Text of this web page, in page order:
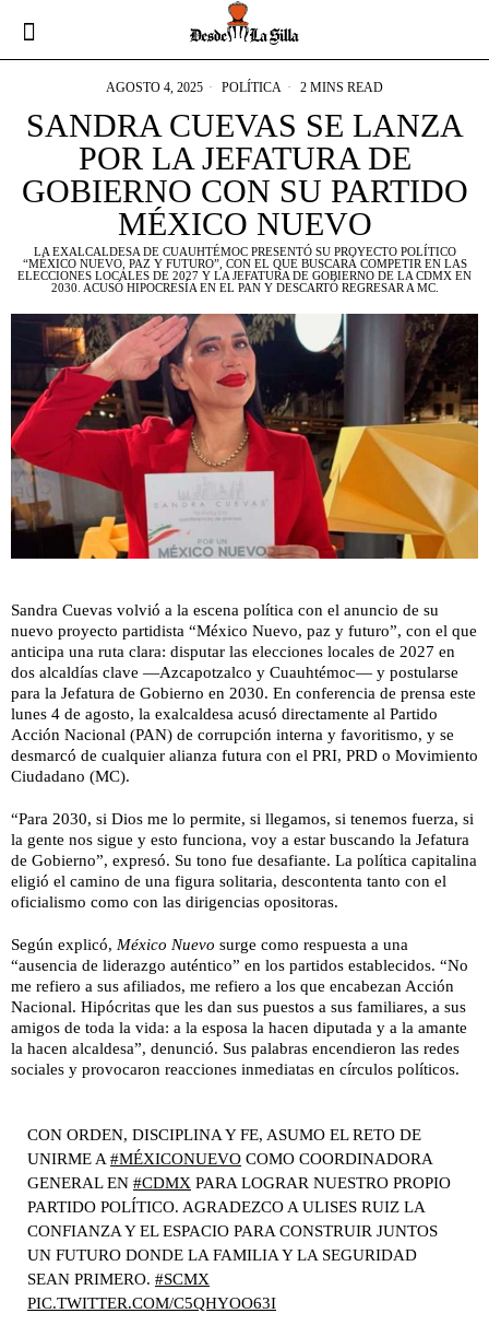
AGOSTO 4, 2025 POLÍTICA 2 MINS READ
SANDRA CUEVAS SE LANZA
POR LA JEFATURA DE
GOBIERNO CON SU PARTIDO
MÉXICO NUEVO
LA EXALCALDESA DE CUAUHTÉMOC PRESENTÓ SU PROYECTO POLÍTICO
“MÉXICO NUEVO, PAZ Y FUTURO”, CON EL QUE BUSCARÁ COMPETIR EN LAS
ELECCIONES LOCALES DE 2027 Y LA JEFATURA DE GOBIERNO DE LA CDMX EN
2030. ACUSÓ HIPOCRESÍA EN EL PAN Y DESCARTÓ REGRESAR A MC.
Sandra Cuevas volvió a la escena política con el anuncio de su
nuevo proyecto partidista “México Nuevo, paz y futuro”, con el que
anticipa una ruta clara: disputar las elecciones locales de 2027 en
dos alcaldías clave —Azcapotzalco y Cuauhtémoc— y postularse
para la Jefatura de Gobierno en 2030. En conferencia de prensa este
lunes 4 de agosto, la exalcaldesa acusó directamente al Partido
Acción Nacional (PAN) de corrupción interna y favoritismo, y se
desmarcó de cualquier alianza futura con el PRI, PRD o Movimiento
Ciudadano (MC).
“Para 2030, si Dios me lo permite, si llegamos, si tenemos fuerza, si
la gente nos sigue y esto funciona, voy a estar buscando la Jefatura
de Gobierno”, expresó. Su tono fue desafiante. La política capitalina
eligió el camino de una figura solitaria, descontenta tanto con el
oficialismo como con las dirigencias opositoras.
Según explicó, México Nuevo surge como respuesta a una
“ausencia de liderazgo auténtico” en los partidos establecidos. “No
me refiero a sus afiliados, me refiero a los que encabezan Acción
Nacional. Hipócritas que les dan sus puestos a sus familiares, a sus
amigos de toda la vida: a la esposa la hacen diputada y a la amante
la hacen alcaldesa”, denunció. Sus palabras encendieron las redes
sociales y provocaron reacciones inmediatas en círculos políticos.
CON ORDEN, DISCIPLINA Y FE, ASUMO EL RETO DE
UNIRME A #MÉXICONUEVO COMO COORDINADORA
GENERAL EN #CDMX PARA LOGRAR NUESTRO PROPIO
PARTIDO POLÍTICO. AGRADEZCO A ULISES RUIZ LA
CONFIANZA Y EL ESPACIO PARA CONSTRUIR JUNTOS
UN FUTURO DONDE LA FAMILIA Y LA SEGURIDAD
SEAN PRIMERO. #SCMX
PIC.TWITTER.COM/C5QHYOO63I